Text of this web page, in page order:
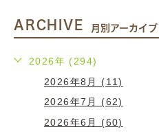
ARCHIVE 月別アーカイブ
2026年 (294)
2026年8月 (11)
2026年7月 (62)
2026年6月 (60)